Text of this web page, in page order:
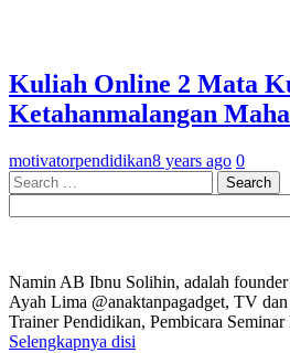
Kuliah Online 2 Mata
Ketahanmalangan
motivatorpendidikan8 years ago 0
Search
for:
Namin AB Ibnu Solihin, adalah
Ayah Lima @anaktanpagadget, TV
Trainer Pendidikan, Pembicara Seminar
Selengkapnya disi